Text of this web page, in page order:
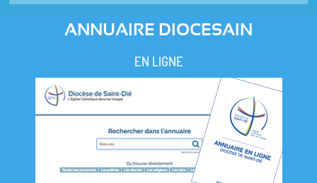
ANNUAIRE DIOCESAIN
EN LIGNE